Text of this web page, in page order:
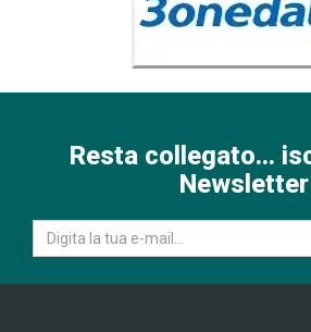
Resta collegato...
Newsletter